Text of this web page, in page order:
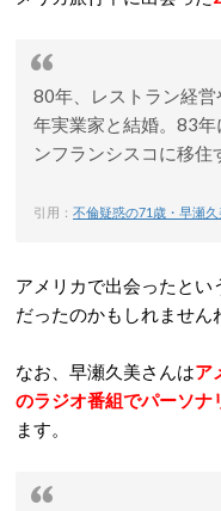
80年、レストラン経
年実業家と結婚。83
ンフランシスコに移住
引用： 不倫疑惑の71歳・早瀬
アメリカで出会ったとい
だったのかもしれません
なお、早瀬久美さんはア
のラジオ番組でパーソナ
ます。